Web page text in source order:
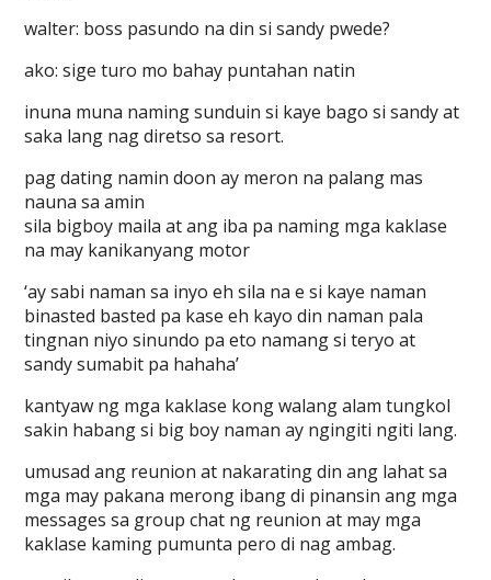
walter: boss pasundo na din si sandy pwede?
ako: sige turo mo bahay puntahan natin
inuna muna naming sunduin si kaye bago si sandy at
saka lang nag diretso sa resort.
pag dating namin doon ay meron na palang mas
nauna sa amin
sila bigboy maila at ang iba pa naming mga kaklase
na may kanikanyang motor
‘ay sabi naman sa inyo eh sila na e si kaye naman
binasted basted pa kase eh kayo din naman pala
tingnan niyo sinundo pa eto namang si teryo at
sandy sumabit pa hahaha’
kantyaw ng mga kaklase kong walang alam tungkol
sakin habang si big boy naman ay ngingiti ngiti lang.
umusad ang reunion at nakarating din ang lahat sa
mga may pakana merong ibang di pinansin ang mga
messages sa group chat ng reunion at may mga
kaklase kaming pumunta pero di nag ambag.